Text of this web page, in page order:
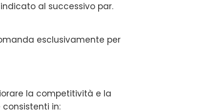
al successivo par.
esclusivamente per
la competitività e la
in: